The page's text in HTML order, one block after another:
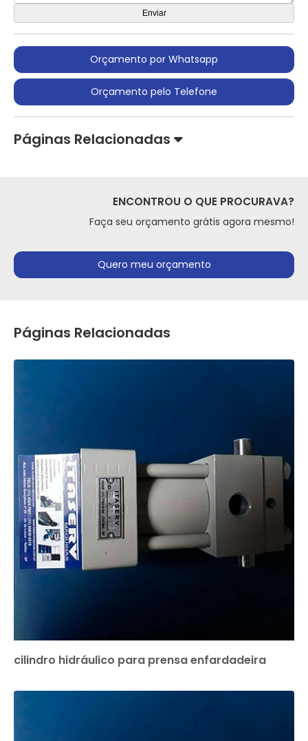
Orçamento por Whatsapp
Orçamento pelo Telefone
Páginas Relacionadas
ENCONTROU O QUE PROCURAVA?
Faça seu orçamento grátis agora mesmo!
Quero meu orçamento
Páginas Relacionadas
cilindro hidráulico para prensa enfardadeira